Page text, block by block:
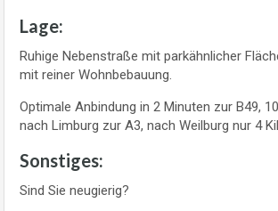
Lage:
Ruhige Nebenstraße mit parkähnlicher
mit reiner Wohnbebauung.
Optimale Anbindung in 2 Minuten zur B49,
nach Limburg zur A3, nach Weilburg nur 4
Sonstiges:
Sind Sie neugierig?